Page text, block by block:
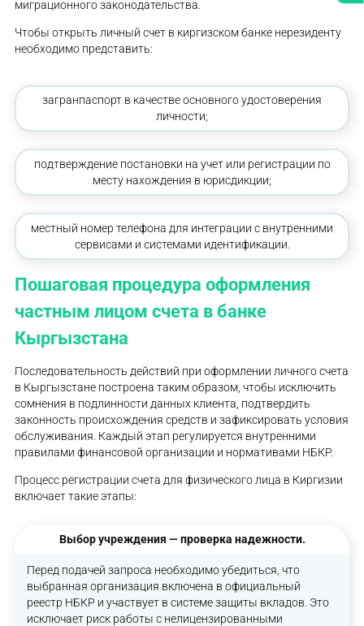
миграционного законодательства.
Чтобы открыть личный счет в киргизском банке нерезиденту
необходимо представить:
загранпаспорт в качестве основного удостоверения
личности;
подтверждение постановки на учет или регистрации по
месту нахождения в юрисдикции;
местный номер телефона для интеграции с внутренними
сервисами и системами идентификации.
Пошаговая процедура оформления
частным лицом счета в банке
Кыргызстана
Последовательность действий при оформлении личного счета
в Кыргызстане построена таким образом, чтобы исключить
сомнения в подлинности данных клиента, подтвердить
законность происхождения средств и зафиксировать условия
обслуживания. Каждый этап регулируется внутренними
правилами финансовой организации и нормативами НБКР.
Процесс регистрации счета для физического лица в Киргизии
включает такие этапы:
Выбор учреждения — проверка надежности.
Перед подачей запроса необходимо убедиться, что
выбранная организация включена в официальный
реестр НБКР и участвует в системе защиты вкладов. Это
исключает риск работы с нелицензированными